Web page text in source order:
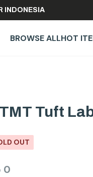
INDONESIA
BROWSE ALLHOT
Tuft
OUT
0